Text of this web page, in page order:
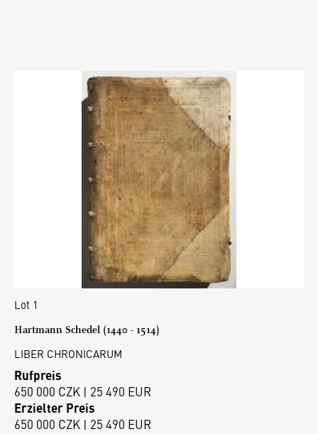
Lot 1
Hartmann Schedel (1440 - 1514)
LIBER CHRONICARUM
Rufpreis
650 000 CZK | 25 490 EUR
Erzielter Preis
650 000 CZK | 25 490 EUR